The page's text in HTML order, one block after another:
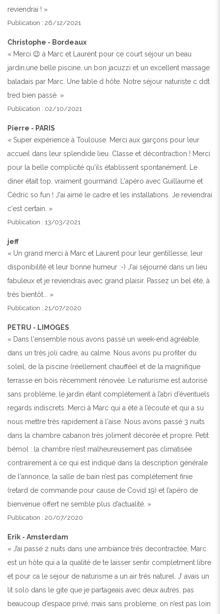
reviendrai ! »
Publication : 26/12/2021
Christophe - Bordeaux
« Merci 😉 à Marc et Laurent pour ce court séjour un beau
jardin,une belle piscine, un bon jacuzzi et un excellent massage
baladais par Marc. Une table d hôte. Notre séjour naturiste c ddt
tred bien passé. »
Publication : 02/10/2021
Pierre - PARIS
« Super expérience à Toulouse. Merci aux garçons pour leur
accueil dans leur splendide lieu. Classe et décontraction ! Merci
pour la belle complicité qu'ils établissent spontanément. Le
diner était top, vraiment gourmand. L'apéro avec Guillaume et
Cédric so fun ! J'ai aimé le cadre et les installations. Je reviendrai
c'est certain. »
Publication : 13/03/2021
jeff
« Un grand merci à Marc et Laurent pour leur gentillesse, leur
disponibilité et leur bonne humeur :-) J'ai séjourné dans un lieu
fabuleux et je reviendrais avec grand plaisir. Passez un bel été, à
très bientôt... »
Publication : 21/07/2020
PETRU - LIMOGES
« Dans l'ensemble nous avons passé un week-end agréable,
dans un très joli cadre, au calme. Nous avons pu profiter du
soleil, de la piscine (réellement chauffée) et de la magnifique
terrasse en bois récemment rénovée. Le naturisme est autorisé
sans problème, le jardin étant complétement à l’abri d’éventuels
regards indiscrets. Merci à Marc qui a été à l’écoute et qui a su
nous mettre très rapidement à l'aise. Nous avons passé 3 nuits
dans la chambre cabanon très joliment décorée et propre. Petit
bémol : la chambre n’est malheureusement pas climatisée
contrairement à ce qui est indiqué dans la description générale
de l'annonce, la salle de bain n’est pas complétement finie
(retard de commande pour cause de Covid 19) et l’apéro de
bienvenue offert ne semble plus d’actualité. »
Publication : 20/07/2020
Erik - Amsterdam
« J’ai passé 2 nuits dans une ambiance trés decontractée, Marc
est un hôte qui a la qualité de te laisser sentir completment libre
et pour ca le sejour de naturisme a un air trés naturel. J’ avais un
lit solo dans le gite que je partageais avec deux autres, pas
beaucoup d’espace privé, mais sans probleme, on n’est pas loin